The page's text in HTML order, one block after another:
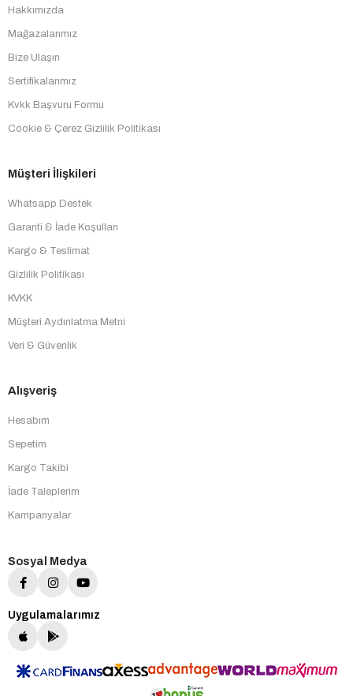
Hakkımızda
Mağazalarımız
Bize Ulaşın
Sertifikalarımız
Kvkk Başvuru Formu
Cookie & Çerez Gizlilik Politikası
Müşteri İlişkileri
Whatsapp Destek
Garanti & İade Koşulları
Kargo & Teslimat
Gizlilik Politikası
KVKK
Müşteri Aydınlatma Metni
Veri & Güvenlik
Alışveriş
Hesabım
Sepetim
Kargo Takibi
İade Taleplerim
Kampanyalar
Sosyal Medya
Uygulamalarımız